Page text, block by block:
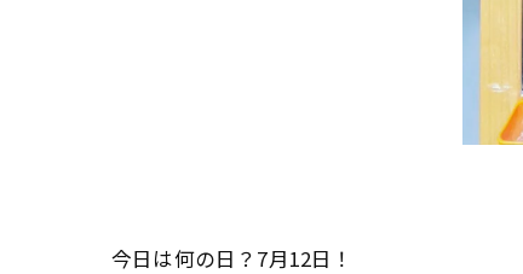
今日は何の日？7月12日！